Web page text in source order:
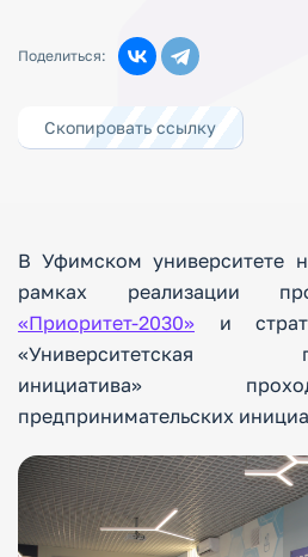
Поделиться:
Скопировать ссылку
В Уфимском университете
рамках реализации
«Приоритет-2030» и
«Университетская
инициатива»
предпринимательских